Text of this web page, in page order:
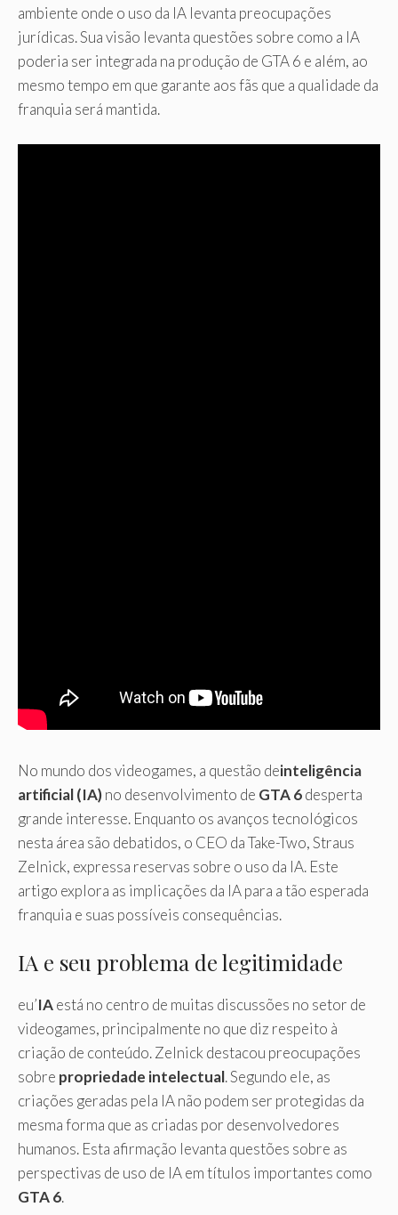
ambiente onde o uso da IA ​​levanta preocupações
jurídicas. Sua visão levanta questões sobre como a IA
poderia ser integrada na produção de GTA 6 e além, ao
mesmo tempo em que garante aos fãs que a qualidade da
franquia será mantida.
No mundo dos videogames, a questão deinteligência
artificial (IA)no desenvolvimento de GTA 6desperta
grande interesse. Enquanto os avanços tecnológicos
nesta área são debatidos, o CEO da Take-Two, Straus
Zelnick, expressa reservas sobre o uso da IA. Este
artigo explora as implicações da IA ​​para a tão esperada
franquia e suas possíveis consequências.
IA e seu problema de legitimidade
eu’IAestá no centro de muitas discussões no setor de
videogames, principalmente no que diz respeito à
criação de conteúdo. Zelnick destacou preocupações
sobre propriedade intelectual. Segundo ele, as
criações geradas pela IA não podem ser protegidas da
mesma forma que as criadas por desenvolvedores
humanos. Esta afirmação levanta questões sobre as
perspectivas de uso de IA em títulos importantes como
GTA 6.